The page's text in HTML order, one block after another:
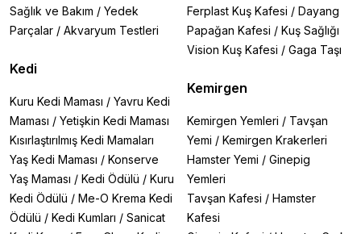
Sağlık ve Bakım / Yedek
Parçalar / Akvaryum Testleri
Kedi
Kuru Kedi Maması / Yavru Kedi
Maması / Yetişkin Kedi Maması
Kısırlaştırılmış Kedi Mamaları
Yaş Kedi Maması / Konserve
Yaş Maması / Kedi Ödülü / Kuru
Kedi Ödülü / Me-O Krema Kedi
Ödülü / Kedi Kumları / Sanicat
Ferplast Kuş Kafesi / Dayang
Papağan Kafesi / Kuş Sağlığı
Vision Kuş Kafesi / Gaga Taşı
Kemirgen
Kemirgen Yemleri / Tavşan
Yemi / Kemirgen Krakerleri
Hamster Yemi / Ginepig
Yemleri
Tavşan Kafesi / Hamster
Kafesi